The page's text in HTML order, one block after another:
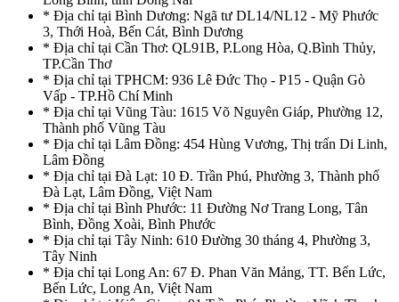
* Địa chỉ tại Bình Dương: Ngã tư DL14/NL12 - Mỹ Phước
3, Thới Hoà, Bến Cát, Bình Dương
* Địa chỉ tại Cần Thơ: QL91B, P.Long Hòa, Q.Bình Thủy,
TP.Cần Thơ
* Địa chỉ tại TPHCM: 936 Lê Đức Thọ - P15 - Quận Gò
Vấp - TP.Hồ Chí Minh
* Địa chỉ tại Vũng Tàu: 1615 Võ Nguyên Giáp, Phường 12,
Thành phố Vũng Tàu
* Địa chỉ tại Lâm Đồng: 454 Hùng Vương, Thị trấn Di Linh,
Lâm Đồng
* Địa chỉ tại Đà Lạt: 10 Đ. Trần Phú, Phường 3, Thành phố
Đà Lạt, Lâm Đồng, Việt Nam
* Địa chỉ tại Bình Phước: 11 Đường Nơ Trang Long, Tân
Bình, Đồng Xoài, Bình Phước
* Địa chỉ tại Tây Ninh: 610 Đường 30 tháng 4, Phường 3,
Tây Ninh
* Địa chỉ tại Long An: 67 Đ. Phan Văn Mảng, TT. Bến Lức,
Bến Lức, Long An, Việt Nam